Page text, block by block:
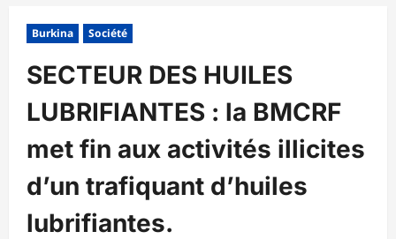
Burkina Société
SECTEUR DES HUILES
LUBRIFIANTES : la BMCRF
met fin aux activités illicites
d’un trafiquant d’huiles
lubrifiantes.